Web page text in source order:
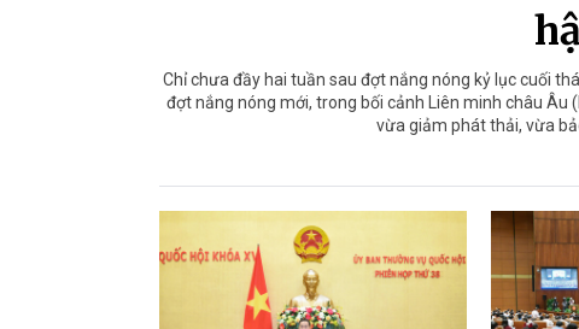
Chỉ chưa đầy hai tuần sau đợt nắng nóng kỷ lục cuối
đợt nắng nóng mới, trong bối cảnh Liên minh châu Âu
vừa giảm phát thải, vừa